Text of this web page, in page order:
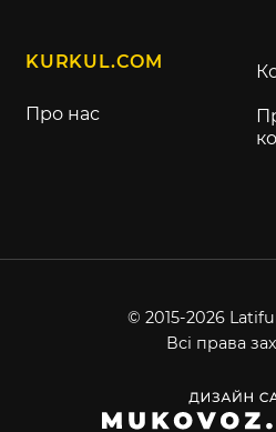
KURKUL.COM
Про нас
© 2015-2026
Всі права